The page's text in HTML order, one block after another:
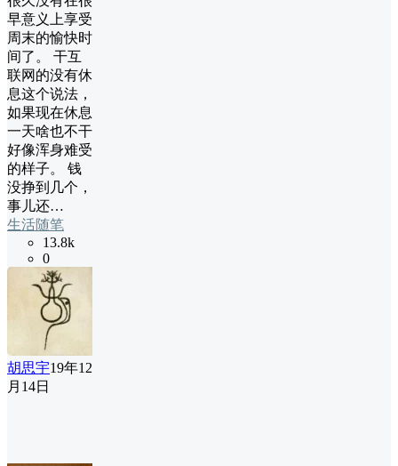
早意义上享受
周末的愉快时
间了。 干互
联网的没有休
息这个说法，
如果现在休息
一天啥也不干
好像浑身难受
的样子。 钱
没挣到几个，
事儿还…
生活随笔
13.8k
0
胡思宇19年12
月14日